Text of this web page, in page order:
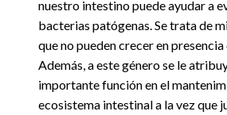
nuestro intestino puede ayudar a
bacterias patógenas. Se trata de
que no pueden crecer en presencia
Además, a este género se le
importante función en el
ecosistema intestinal a la vez que